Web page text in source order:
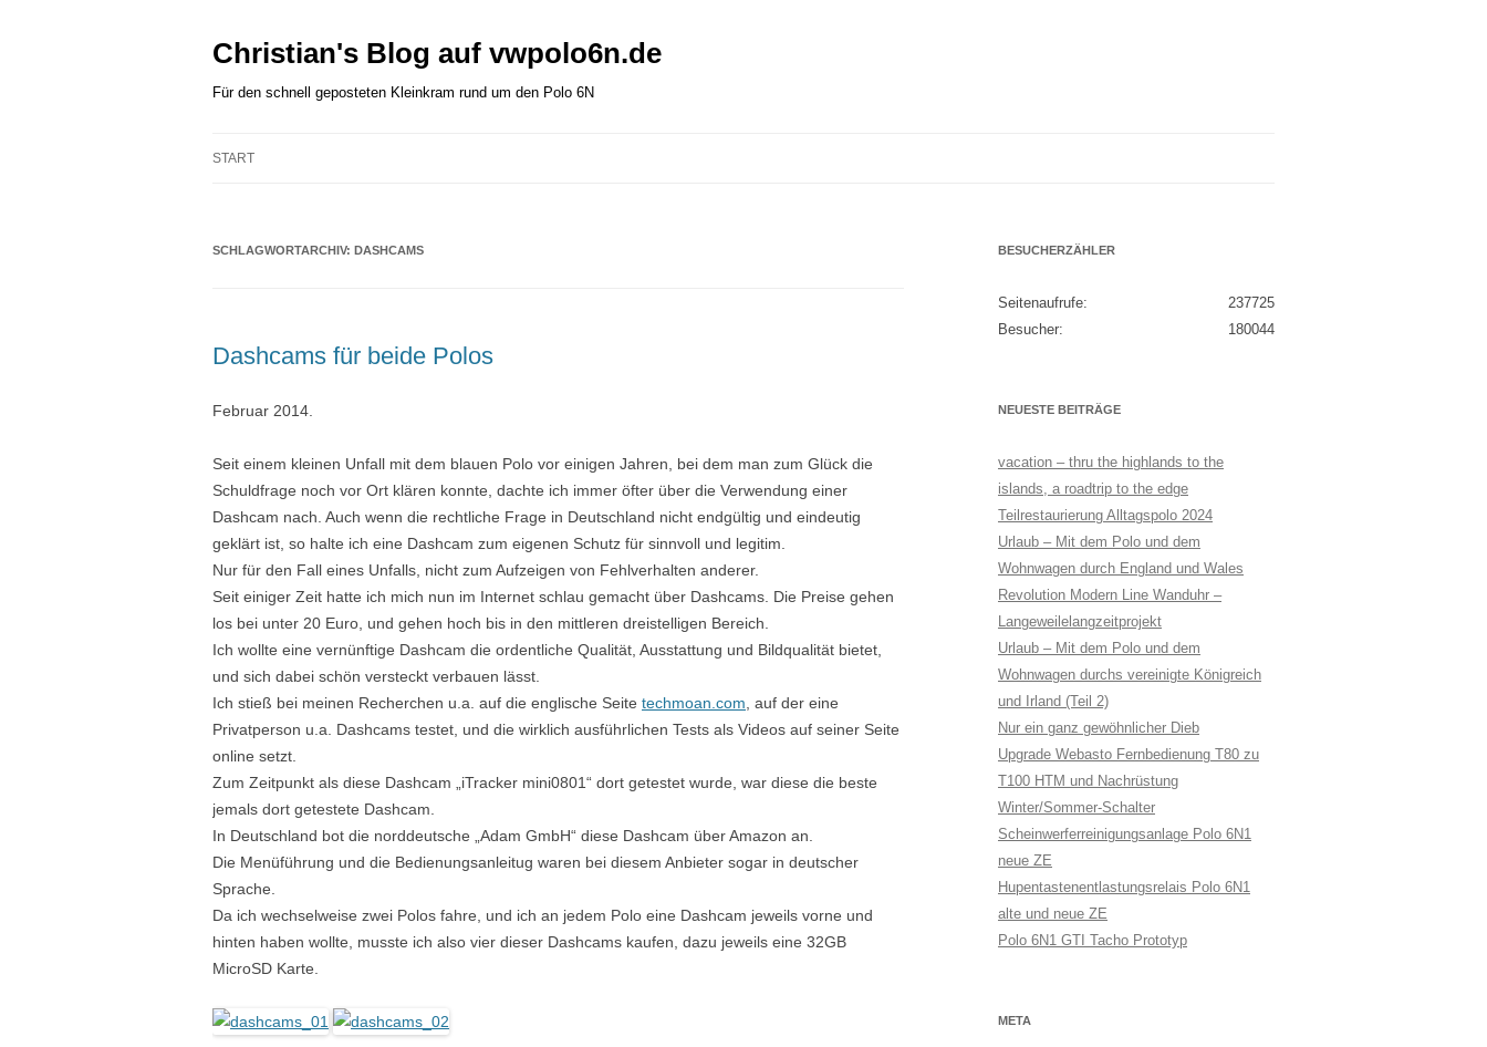
Christian's Blog auf vwpolo6n.de
Für den schnell geposteten Kleinkram rund um den Polo 6N
START
SCHLAGWORTARCHIV: DASHCAMS
Dashcams für beide Polos
Februar 2014.
Seit einem kleinen Unfall mit dem blauen Polo vor einigen Jahren, bei dem man zum Glück die
Schuldfrage noch vor Ort klären konnte, dachte ich immer öfter über die Verwendung einer
Dashcam nach. Auch wenn die rechtliche Frage in Deutschland nicht endgültig und eindeutig
geklärt ist, so halte ich eine Dashcam zum eigenen Schutz für sinnvoll und legitim.
Nur für den Fall eines Unfalls, nicht zum Aufzeigen von Fehlverhalten anderer.
Seit einiger Zeit hatte ich mich nun im Internet schlau gemacht über Dashcams. Die Preise gehen
los bei unter 20 Euro, und gehen hoch bis in den mittleren dreistelligen Bereich.
Ich wollte eine vernünftige Dashcam die ordentliche Qualität, Ausstattung und Bildqualität bietet,
und sich dabei schön versteckt verbauen lässt.
Ich stieß bei meinen Recherchen u.a. auf die englische Seite techmoan.com , auf der eine
Privatperson u.a. Dashcams testet, und die wirklich ausführlichen Tests als Videos auf seiner Seite
online setzt.
Zum Zeitpunkt als diese Dashcam „iTracker mini0801“ dort getestet wurde, war diese die beste
jemals dort getestete Dashcam.
In Deutschland bot die norddeutsche „Adam GmbH“ diese Dashcam über Amazon an.
Die Menüführung und die Bedienungsanleitug waren bei diesem Anbieter sogar in deutscher
Sprache.
Da ich wechselweise zwei Polos fahre, und ich an jedem Polo eine Dashcam jeweils vorne und
hinten haben wollte, musste ich also vier dieser Dashcams kaufen, dazu jeweils eine 32GB
MicroSD Karte.
BESUCHERZÄHLER
237725
Seitenaufrufe:
180044
Besucher:
NEUESTE BEITRÄGE
vacation – thru the highlands to the
islands, a roadtrip to the edge
Teilrestaurierung Alltagspolo 2024
Urlaub – Mit dem Polo und dem
Wohnwagen durch England und Wales
Revolution Modern Line Wanduhr –
Langeweilelangzeitprojekt
Urlaub – Mit dem Polo und dem
Wohnwagen durchs vereinigte Königreich
und Irland (Teil 2)
Nur ein ganz gewöhnlicher Dieb
Upgrade Webasto Fernbedienung T80 zu
T100 HTM und Nachrüstung
Winter/Sommer-Schalter
Scheinwerferreinigungsanlage Polo 6N1
neue ZE
Hupentastenentlastungsrelais Polo 6N1
alte und neue ZE
Polo 6N1 GTI Tacho Prototyp
META